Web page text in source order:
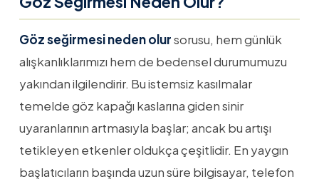
Göz seğirmesi neden olursorusu, hem günlük
alışkanlıklarımızı hem de bedensel durumumuzu
yakından ilgilendirir. Bu istemsiz kasılmalar
temelde göz kapağı kaslarına giden sinir
uyaranlarının artmasıyla başlar; ancak bu artışı
tetikleyen etkenler oldukça çeşitlidir. En yaygın
başlatıcıların başında uzun süre bilgisayar, telefon